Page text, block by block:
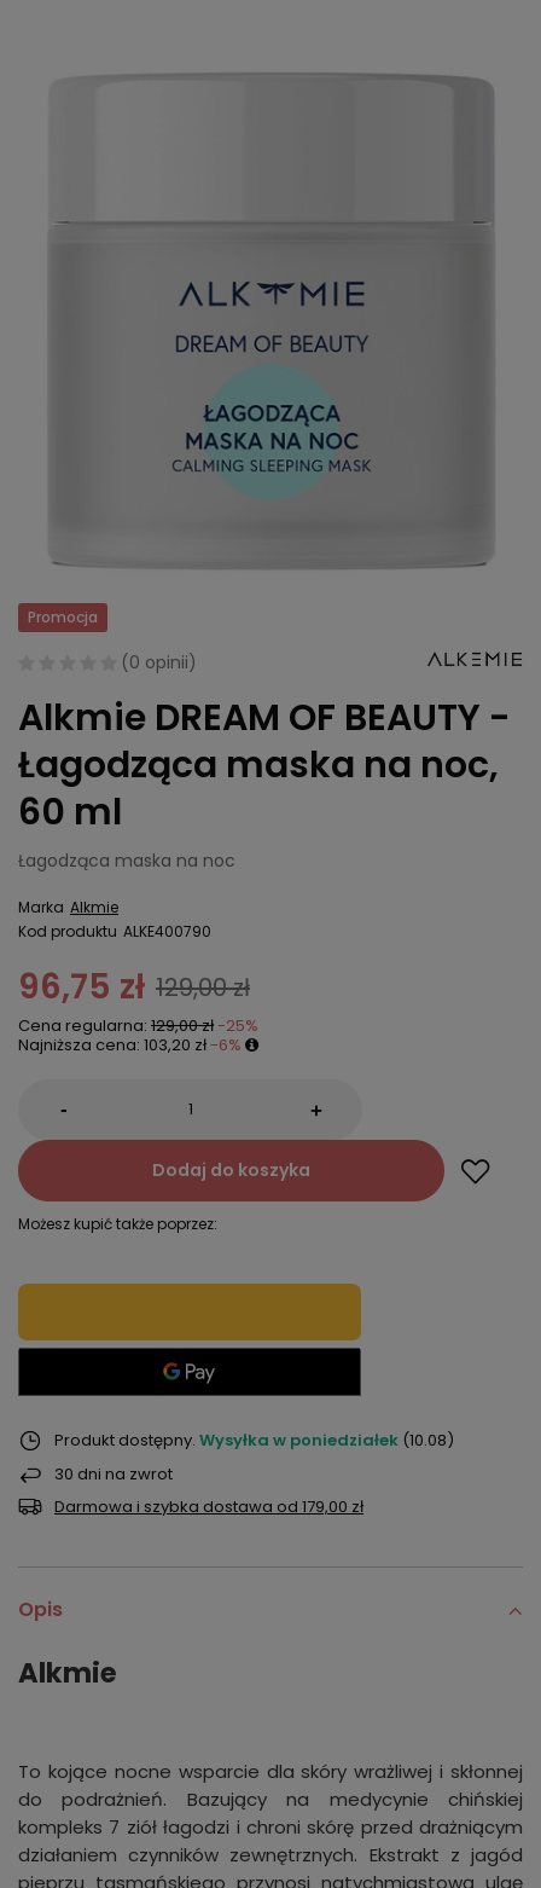
Promocja
(0 opinii)
Alkmie DREAM OF BEAUTY -
Łagodząca maska na noc,
60 ml
Łagodząca maska na noc
Marka Alkmie
Kod produktu ALKE400790
96,75 zł 129,00 zł
Cena regularna: 129,00 zł -25%
Najniższa cena: 103,20 zł -6%
- +
Dodaj do koszyka
Możesz kupić także poprzez:
Produkt dostępny Wysyłka w poniedziałek (10.08)
30 dni na zwrot
Darmowa i szybka dostawa od 179,00 zł
Opis
Alkmie
To kojące nocne wsparcie dla skóry wrażliwej i skłonnej
do podrażnień. Bazujący na medycynie chińskiej
kompleks 7 ziół łagodzi i chroni skórę przed drażniącym
działaniem czynników zewnętrznych. Ekstrakt z jagód